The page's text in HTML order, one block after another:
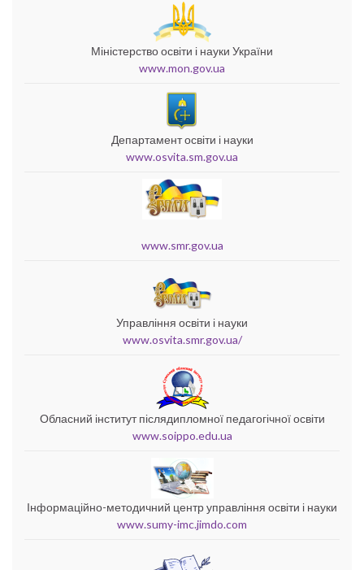
Міністерство освіти і науки України
www.mon.gov.ua
Департамент освіти і науки
www.osvita.sm.gov.ua
www.smr.gov.ua
Управління освіти і науки
www.osvita.smr.gov.ua/
Обласний інститут післядипломної педагогічної освіти
www.soippo.edu.ua
Інформаційно-методичний центр управління освіти і науки
www.sumy-imc.jimdo.com